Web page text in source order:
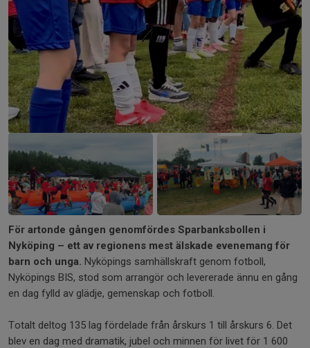
+2
För artonde gången genomfördes Sparbanksbollen i
Nyköping – ett av regionens mest älskade evenemang för
barn och unga. Nyköpings samhällskraft genom fotboll,
Nyköpings BIS, stod som arrangör och levererade ännu en gång
en dag fylld av glädje, gemenskap och fotboll.
Totalt deltog 135 lag fördelade från årskurs 1 till årskurs 6. Det
blev en dag med dramatik, jubel och minnen för livet för 1 600